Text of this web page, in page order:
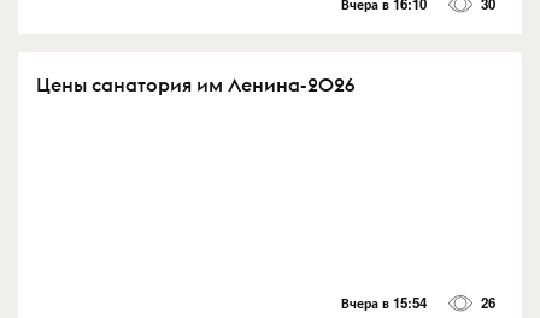
Цены санатория им Ленина-2026
Вчера в 15:54 26